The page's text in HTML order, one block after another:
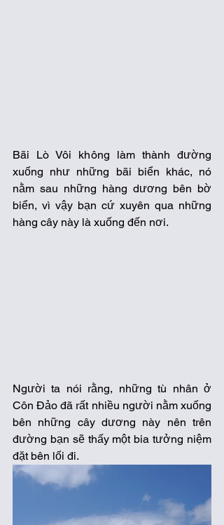
Bãi Lò Vôi không làm thành đường
xuống như những bãi biển khác, nó
nằm sau những hàng dương bên bờ
biển, vì vậy bạn cứ xuyên qua những
hàng cây này là xuống đến nơi.
Người ta nói rằng, những tù nhân ở
Côn Đảo đã rất nhiều người nằm xuống
bên những cây dương này nên trên
đường bạn sẽ thấy một bia tưởng niệm
đặt bên lối đi.